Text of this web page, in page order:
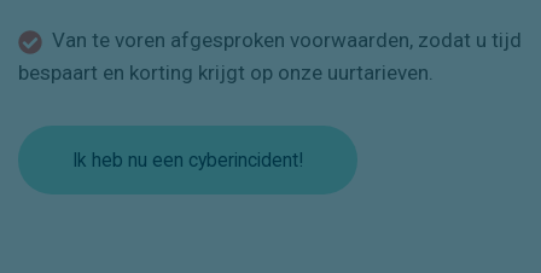
Van te voren afgesproken voorwaarden, zodat u tijd
bespaart en korting krijgt op onze uurtarieven.
Ik heb nu een cyberincident!